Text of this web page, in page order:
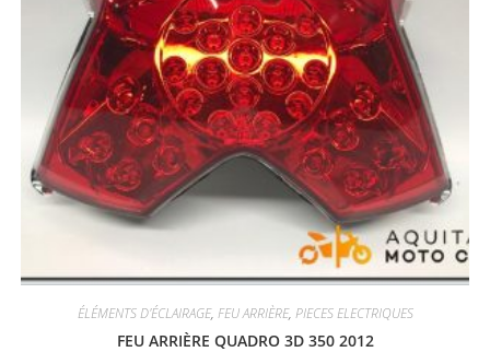
ÉLÉMENTS D'ÉCLAIRAGE, FEU ARRIÈRE, PIECES ELECTRIQUES
FEU ARRIÈRE QUADRO 3D 350 2012